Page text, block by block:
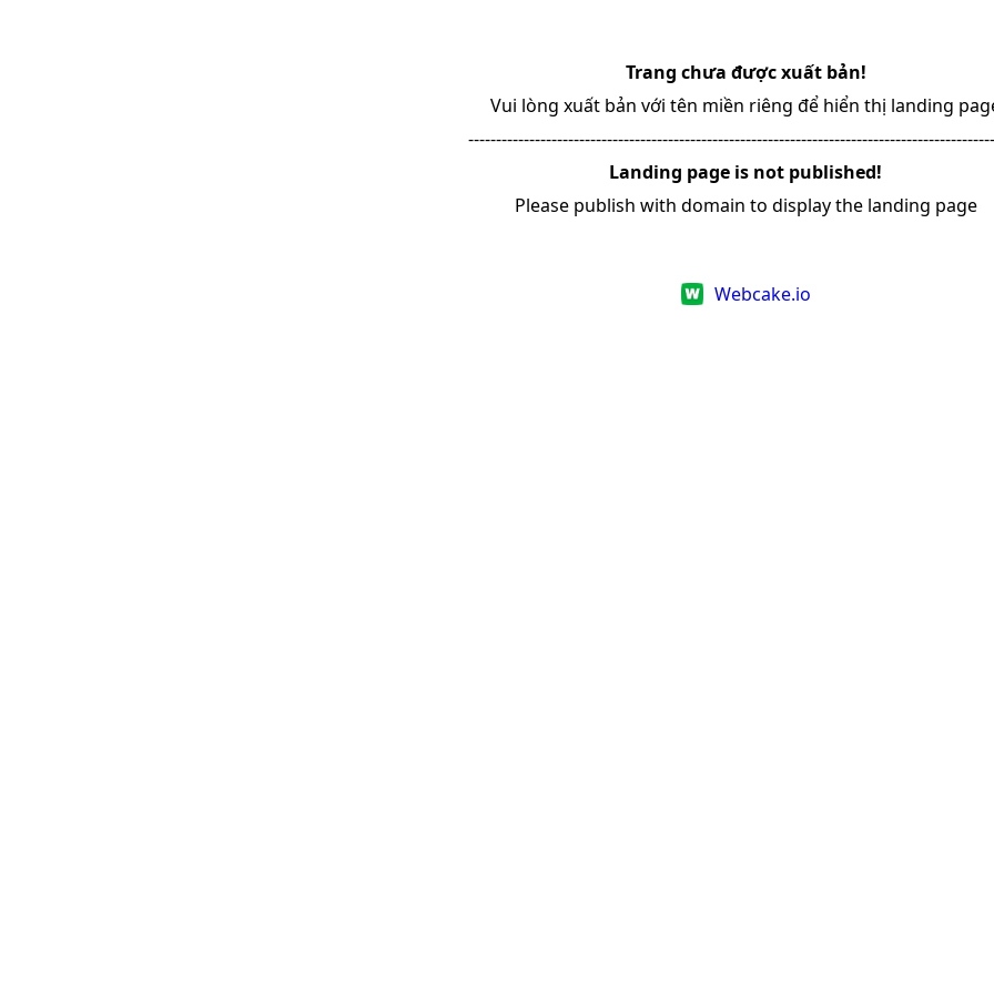
Trang chưa được xuất bản!
Vui lòng xuất bản với tên miền riêng để hiển thị landing
Landing page is not published!
Please publish with domain to display the landing page
Webcake.io